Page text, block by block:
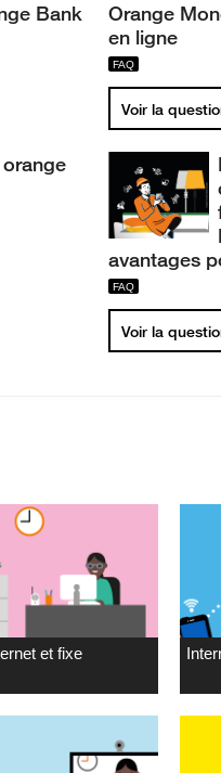
Bank
Orange
en ligne
Voir la
avantages
Voir la
et fixe